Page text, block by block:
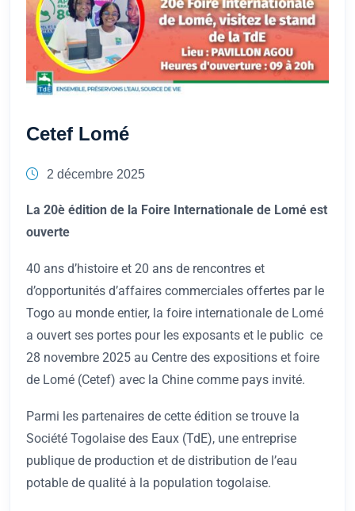
Cetef Lomé
2 décembre 2025
La 20è édition de la Foire Internationale de Lomé est
ouverte
40 ans d’histoire et 20 ans de rencontres et
d’opportunités d’affaires commerciales offertes par le
Togo au monde entier, la foire internationale de Lomé
a ouvert ses portes pour les exposants et le public ce
28 novembre 2025 au Centre des expositions et foire
de Lomé (Cetef) avec la Chine comme pays invité.
Parmi les partenaires de cette édition se trouve la
Société Togolaise des Eaux (TdE), une entreprise
publique de production et de distribution de l’eau
potable de qualité à la population togolaise.